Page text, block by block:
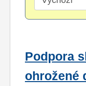
Podpora
ohrožené